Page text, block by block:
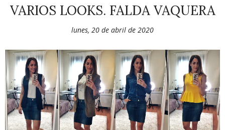
VARIOS LOOKS. FALDA VAQUERA
lunes, 20 de abril de 2020